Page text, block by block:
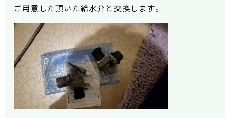
ご用意した頂いた給水弁と交換します。